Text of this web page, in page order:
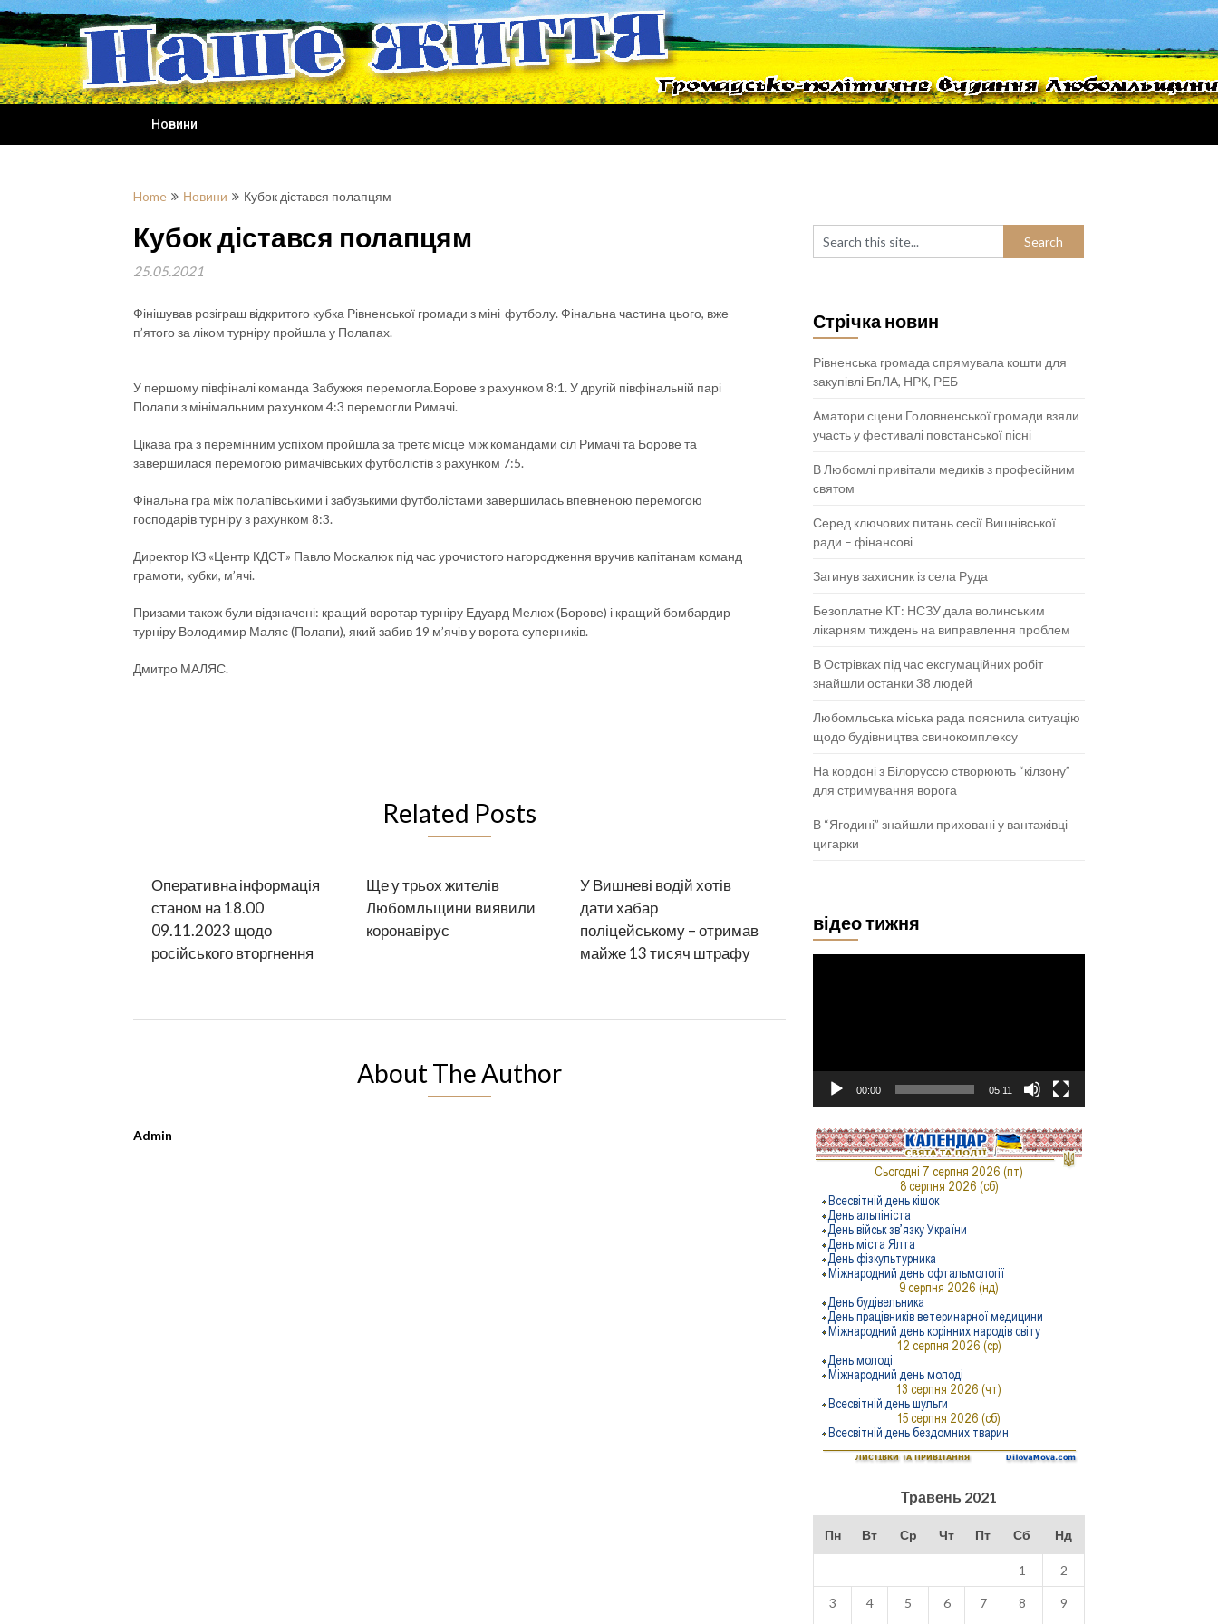
Skip
to
content
Новини
Home Новини Кубок дістався полапцям
Кубок дістався полапцям
25.05.2021
Фінішував розіграш відкритого кубка Рівненської громади з міні-футболу. Фінальна частина цього, вже
п’ятого за ліком турніру пройшла у Полапах.
У першому півфіналі команда Забужжя перемогла.Борове з рахунком 8:1. У другій півфінальній парі
Полапи з мінімальним рахунком 4:3 перемогли Римачі.
Цікава гра з перемінним успіхом пройшла за третє місце між командами сіл Римачі та Борове та
завершилася перемогою римачівських футболістів з рахунком 7:5.
Фінальна гра між полапівськими і забузькими футболістами завершилась впевненою перемогою
господарів турніру з рахунком 8:3.
Директор КЗ «Центр КДСТ» Павло Москалюк під час урочистого нагородження вручив капітанам команд
грамоти, кубки, м’ячі.
Призами також були відзначені: кращий воротар турніру Едуард Мелюх (Борове) і кращий бомбардир
турніру Володимир Маляс (Полапи), який забив 19 м’ячів у ворота суперників.
Дмитро МАЛЯС.
Related Posts
Оперативна інформація
станом на 18.00
09.11.2023 щодо
російського вторгнення
Ще у трьох жителів
Любомльщини виявили
коронавірус
У Вишневі водій хотів
дати хабар
поліцейському – отримав
майже 13 тисяч штрафу
About The Author
Admin
Стрічка новин
Рівненська громада спрямувала кошти для
закупівлі БпЛА, НРК, РЕБ
Аматори сцени Головненської громади взяли
участь у фестивалі повстанської пісні
В Любомлі привітали медиків з професійним
святом
Серед ключових питань сесії Вишнівської
ради – фінансові
Загинув захисник із села Руда
Безоплатне КТ: НСЗУ дала волинським
лікарням тиждень на виправлення проблем
В Острівках під час ексгумаційних робіт
знайшли останки 38 людей
Любомльська міська рада пояснила ситуацію
щодо будівництва свинокомплексу
На кордоні з Білоруссю створюють “кілзону”
для стримування ворога
В “Ягодині” знайшли приховані у вантажівці
цигарки
відео тижня
00:00 05:11
Травень 2021
Пн Вт Ср Чт Пт Сб Нд
1 2
3 4 5 6 7 8 9